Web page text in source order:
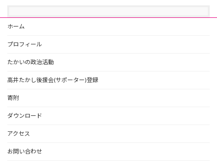
ホーム
プロフィール
たかいの政治活動
高井たかし後援会(サポーター)登録
寄附
ダウンロード
アクセス
お問い合わせ